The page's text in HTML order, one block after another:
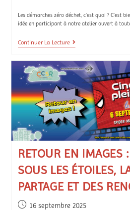
Les démarches zéro déchet, c’est quoi ? C’est
idée en participant à notre atelier ouvert à
Continuer La Lecture
RETOUR EN IMAGES
SOUS LES ÉTOILES,
PARTAGE ET DES
16 septembre 2025